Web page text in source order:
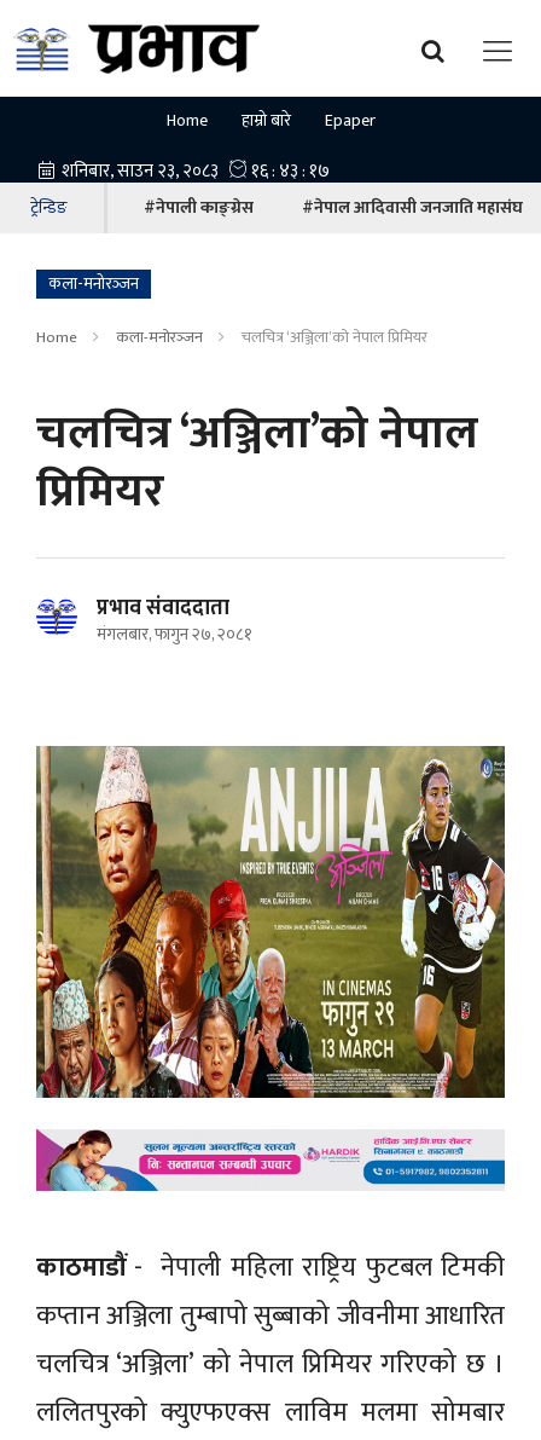
Home हाम्रो बारे Epaper
ट्रेन्डिङ #नेपाली काङ्ग्रेस #नेपाल आदिवासी जनजाति महासंघ
कला-मनोरञ्‍जन
Home कला-मनोरञ्‍जन चलचित्र ‘अञ्जिला’को नेपाल प्रिमियर
चलचित्र ‘अञ्जिला’को नेपाल
प्रिमियर
प्रभाव संवाददाता
मंगलबार, फागुन २७, २०८१
काठमाडौं- नेपाली महिला राष्ट्रिय फुटबल टिमकी
कप्तान अञ्जिला तुम्बापो सुब्बाको जीवनीमा आधारित
चलचित्र ‘अञ्जिला’ को नेपाल प्रिमियर गरिएको छ ।
ललितपुरको क्युएफएक्स लाविम मलमा सोमबार